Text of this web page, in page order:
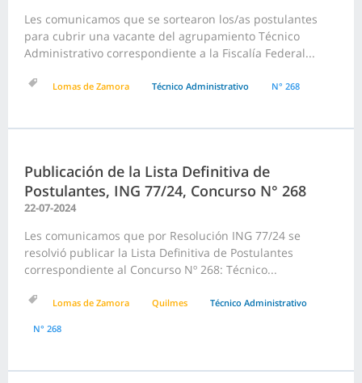
Les comunicamos que se sortearon los/as postulantes
para cubrir una vacante del agrupamiento Técnico
Administrativo correspondiente a la Fiscalía Federal...
Lomas de Zamora Técnico Administrativo N° 268
Publicación de la Lista Definitiva de
Postulantes, ING 77/24, Concurso N° 268
22-07-2024
Les comunicamos que por Resolución ING 77/24 se
resolvió publicar la Lista Definitiva de Postulantes
correspondiente al Concurso Nº 268: Técnico...
Lomas de Zamora Quilmes Técnico Administrativo
N° 268